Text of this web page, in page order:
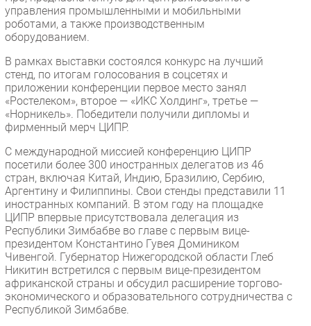
управления промышленными и мобильными
роботами, а также производственным
оборудованием.
В рамках выставки состоялся конкурс на лучший
стенд, по итогам голосования в соцсетях и
приложении конференции первое место занял
«Ростелеком», второе — «ИКС Холдинг», третье —
«Норникель». Победители получили дипломы и
фирменный мерч ЦИПР.
С международной миссией конференцию ЦИПР
посетили более 300 иностранных делегатов из 46
стран, включая Китай, Индию, Бразилию, Сербию,
Аргентину и Филиппины. Свои стенды представили 11
иностранных компаний. В этом году на площадке
ЦИПР впервые присутствовала делегация из
Республики Зимбабве во главе с первым вице-
президентом Константино Гувея Домиником
Чивенгой. Губернатор Нижегородской области Глеб
Никитин встретился с первым вице-президентом
африканской страны и обсудил расширение торгово-
экономического и образовательного сотрудничества с
Республикой Зимбабве.